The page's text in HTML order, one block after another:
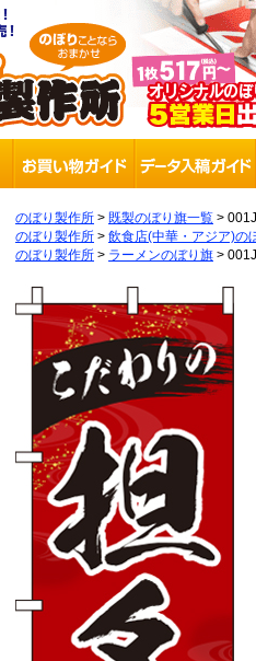
のぼり製作所 > 既製のぼり旗一覧 >
のぼり製作所 > 飲食店(中華・アジア)の
のぼり製作所 > ラーメンのぼり旗 >